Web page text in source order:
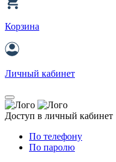
Корзина
Личный кабинет
Доступ в личный кабинет
По телефону
По паролю